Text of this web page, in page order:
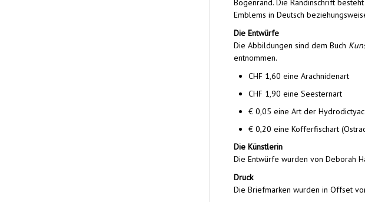
Bogenrand. Die Randinschrift
Emblems in Deutsch
Die Entwürfe
Die Abbildungen sind dem Buch
entnommen.
CHF 1,60 eine Arachnidenart
CHF 1,90 eine Seesternart
€ 0,05 eine Art der
€ 0,20 eine Kofferfischart
Die Künstlerin
Die Entwürfe wurden von Deborah
Druck
Die Briefmarken wurden in Offset